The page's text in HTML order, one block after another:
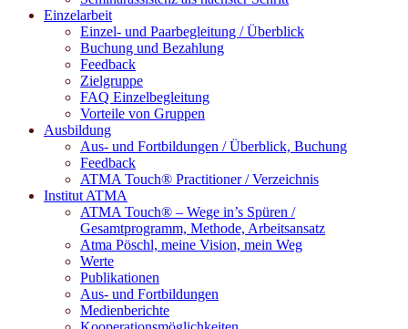
Einzelarbeit
Einzel- und Paarbegleitung / Überblick
Buchung und Bezahlung
Feedback
Zielgruppe
FAQ Einzelbegleitung
Vorteile von Gruppen
Ausbildung
Aus- und Fortbildungen / Überblick, Buchung
Feedback
ATMA Touch® Practitioner / Verzeichnis
Institut ATMA
ATMA Touch® – Wege in’s Spüren /
Gesamtprogramm, Methode, Arbeitsansatz
Atma Pöschl, meine Vision, mein Weg
Werte
Publikationen
Aus- und Fortbildungen
Medienberichte